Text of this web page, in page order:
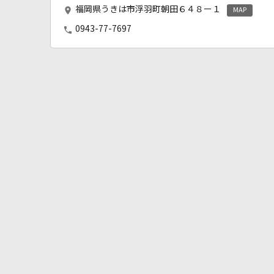
福岡県うきは市浮羽町朝田６４８ー１ MAP
0943-77-7697